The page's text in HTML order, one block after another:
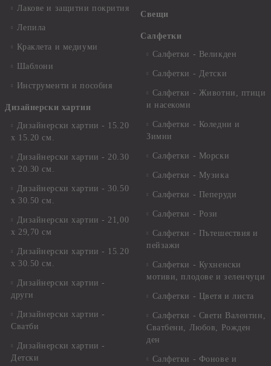
Лакове и защитни покрития
Лепила
Краклета и медиуми
Шаблони
Инструменти и пособия
Дизайнерски хартии
Дизайнерски хартии - 15.20
х 15.20 см.
Дизайнерски хартии - 20.30
х 20.30 см.
Дизайнерски хартии - 30.50
х 30.50 см.
Дизайнерски хартии - 21,00
х 29,70 см
Дизайнерски хартии - 15.20
x 30.50 см.
Дизайнерски хартии -
други
Дизайнерски хартии -
Сватби
Дизайнерски хартии -
Детски
Свещи
Салфетки
Салфетки - Великден
Салфетки - Детски
Салфетки - Животни, птици
и насекоми
Салфетки - Коледни и
Зимни
Салфетки - Морски
Салфетки - Музика
Салфетки - Пеперуди
Салфетки - Рози
Салфетки - Пътешествия и
пейзажи
Салфетки - Кухненски
мотиви, плодове и зеленчуци
Салфетки - Цветя и листа
Салфетки - Свети Валентин,
Сватбени, Любов, Рожден
ден
Салфетки - Фонове и